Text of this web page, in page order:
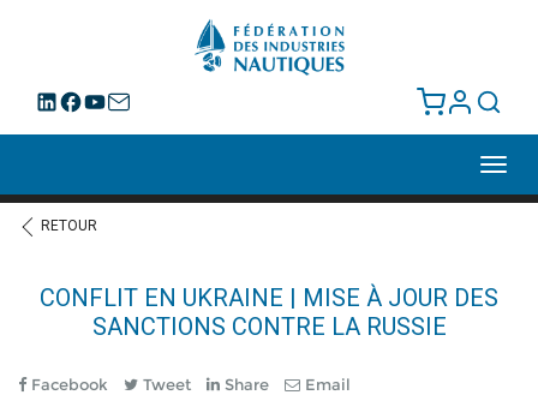
RETOUR
CONFLIT EN UKRAINE | MISE À JOUR DES
SANCTIONS CONTRE LA RUSSIE
Facebook Tweet Share
Email